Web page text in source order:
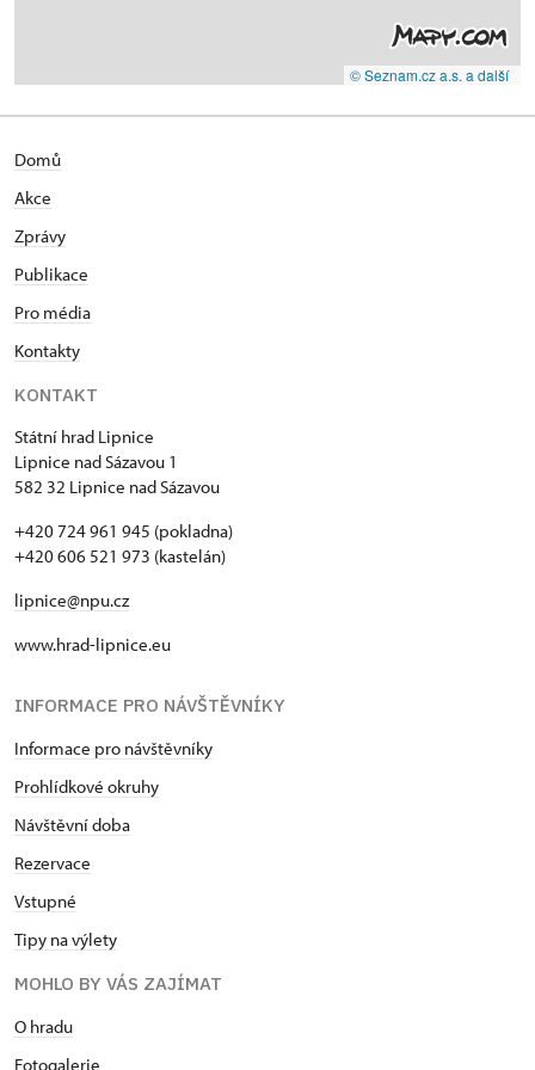
© Seznam.cz a.s. a další
Domů
Akce
Zprávy
Publikace
Pro média
Kontakty
KONTAKT
Státní hrad Lipnice
Lipnice nad Sázavou 1
582 32 Lipnice nad Sázavou
+420 724 961 945 (pokladna)
+420 606 521 973 (kastelán)
lipnice@npu.cz
www.hrad-lipnice.eu
INFORMACE PRO NÁVŠTĚVNÍKY
Informace pro návštěvníky
Prohlídkové okruhy
Návštěvní doba
Rezervace
Vstupné
Tipy na výlety
MOHLO BY VÁS ZAJÍMAT
O hradu
Fotogalerie